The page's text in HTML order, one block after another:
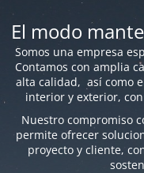
El modo
Somos una empresa
Contamos con amplia
alta calidad, así como
interior y exterior,
Nuestro compromiso
permite ofrecer
proyecto y cliente,